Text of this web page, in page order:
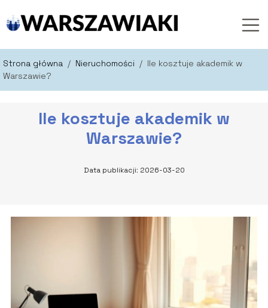
Strona główna / Nieruchomości / Ile kosztuje akademik w
Warszawie?
Ile kosztuje akademik w
Warszawie?
Data publikacji: 2026-03-20